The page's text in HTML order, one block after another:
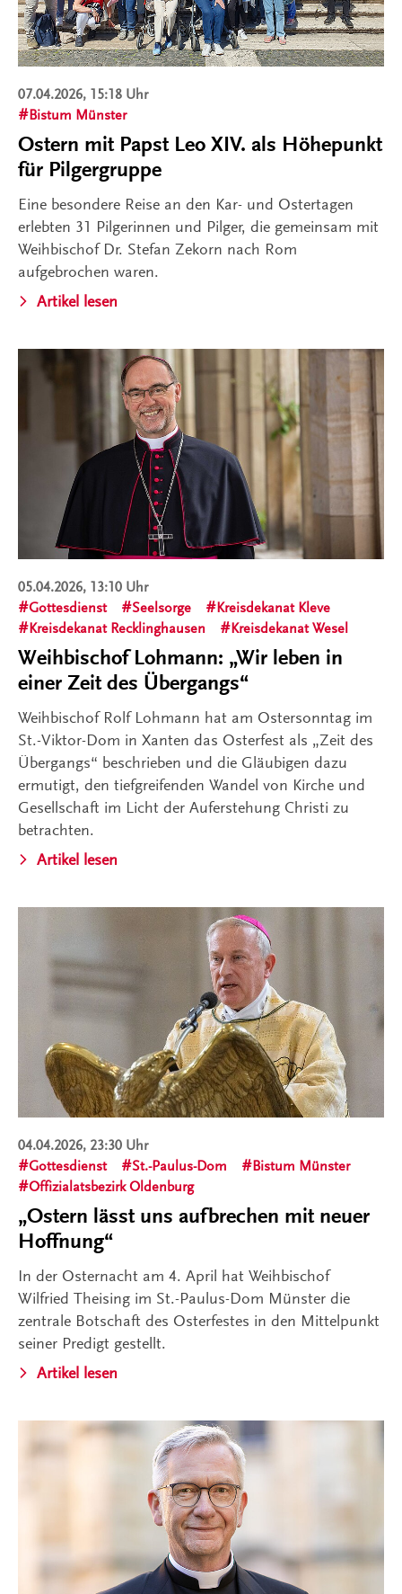
07.04.2026, 15:18 Uhr
Bistum Münster
Ostern mit Papst Leo XIV. als Höhepunkt
für Pilgergruppe
Eine besondere Reise an den Kar- und Ostertagen
erlebten 31 Pilgerinnen und Pilger, die gemeinsam mit
Weihbischof Dr. Stefan Zekorn nach Rom
aufgebrochen waren.
Artikel lesen
05.04.2026, 13:10 Uhr
Gottesdienst
Seelsorge
Kreisdekanat Kleve
Kreisdekanat Recklinghausen
Kreisdekanat Wesel
Weihbischof Lohmann: „Wir leben in
einer Zeit des Übergangs“
Weihbischof Rolf Lohmann hat am Ostersonntag im
St.-Viktor-Dom in Xanten das Osterfest als „Zeit des
Übergangs“ beschrieben und die Gläubigen dazu
ermutigt, den tiefgreifenden Wandel von Kirche und
Gesellschaft im Licht der Auferstehung Christi zu
betrachten.
Artikel lesen
04.04.2026, 23:30 Uhr
Gottesdienst
St.-Paulus-Dom
Bistum Münster
Offizialatsbezirk Oldenburg
„Ostern lässt uns aufbrechen mit neuer
Hoffnung“
In der Osternacht am 4. April hat Weihbischof
Wilfried Theising im St.-Paulus-Dom Münster die
zentrale Botschaft des Osterfestes in den Mittelpunkt
seiner Predigt gestellt.
Artikel lesen